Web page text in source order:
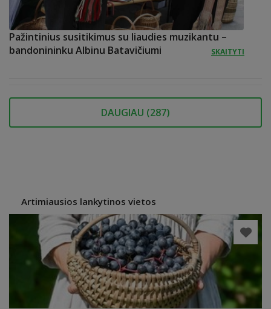
Pažintinius susitikimus su liaudies muzikantu –
bandonininku Albinu Batavičiumi
SKAITYTI
DAUGIAU (287)
Artimiausios lankytinos vietos